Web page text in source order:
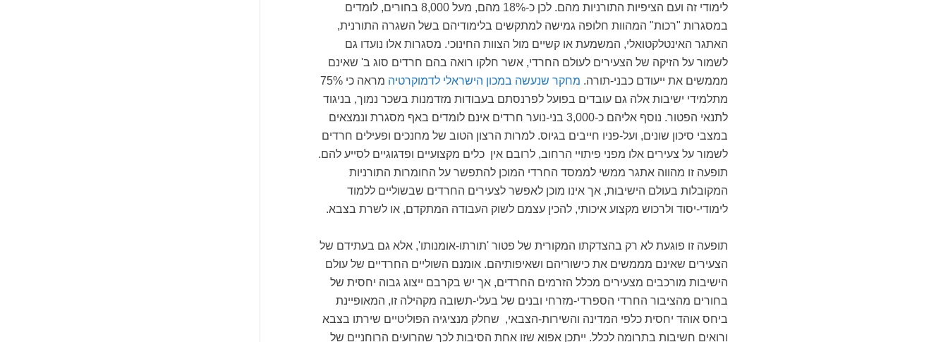
לימודי זה ועם הציפיות התורניות מהם. לכן כ-18% מהם, מעל 8,000 בחורים, לומדים
במסגרות "רכות" המהוות חלופה גמישה למתקשים בלימודיהם בשל השגרה התורנית,
האתגר האינטלקטואלי, המשמעת או קשיים מול הצוות החינוכי. מסגרות אלו נועדו גם
לשמור על הזיקה של הצעירים לעולם החרדי, אשר חלקו רואה בהם חרדים סוג ב' שאינם
מממשים את ייעודם כבני-תורה. מחקר שנעשה במכון הישראלי לדמוקרטיה
מראה כי 75%
מתלמידי ישיבות אלה גם עובדים בפועל לפרנסתם בעבודות מזדמנות בשכר נמוך, בניגוד
לתנאי הפטור. נוסף אליהם כ-3,000 בני-נוער חרדים אינם לומדים באף מסגרת ונמצאים
במצבי סיכון שונים, ועל-פניו חייבים בגיוס. למרות הרצון הטוב של מחנכים ופעילים חרדים
לשמור על צעירים אלו מפני פיתויי הרחוב, לרובם אין כלים מקצועיים ופדגוגיים לסייע להם.
תופעה זו מהווה אתגר ממשי לממסד החרדי המוכן להתפשר על החומרות התורניות
המקובלות בעולם הישיבות, אך אינו מוכן לאפשר לצעירים החרדים שבשוליים ללמוד
לימודי-יסוד ולרכוש מקצוע איכותי, להכין עצמם לשוק העבודה המתקדם, או לשרת בצבא.
תופעה זו פוגעת לא רק בהצדקתו המקורית של פטור 'תורתו-אומנותו', אלא גם בעתידם של
הצעירים שאינם מממשים את כישוריהם ושאיפותיהם. אומנם השוליים החרדיים של עולם
הישיבות מורכבים מצעירים מכלל הזרמים החרדים, אך יש בקרבם ייצוג גבוה יחסית של
בחורים מהציבור החרדי הספרדי-מזרחי ובנים של בעלי-תשובה מקהילה זו, המאופיינת
ביחס אוהד יחסית כלפי המדינה והשירות-הצבאי, שחלק מנציגיה הפוליטיים שירתו בצבא
ורואים חשיבות בתרומה לכלל. ייתכן אפוא שזו אחת הסיבות לכך שהרועים הרוחניים של